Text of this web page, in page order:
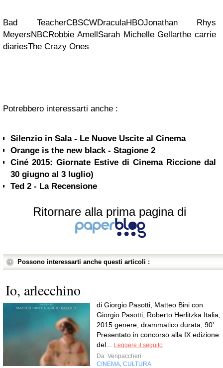
Bad TeacherCBSCWDraculaHBOJonathan Rhys
MeyersNBCRobbie AmellSarah Michelle Gellarthe carrie
diariesThe Crazy Ones
Potrebbero interessarti anche :
Silenzio in Sala - Le Nuove Uscite al Cinema
Orange is the new black - Stagione 2
Ciné 2015: Giornate Estive di Cinema Riccione dal
30 giugno al 3 luglio)
Ted 2 - La Recensione
Ritornare alla prima pagina di
Possono interessarti anche questi articoli :
Io, arlecchino
di Giorgio Pasotti, Matteo Bini con
Giorgio Pasotti, Roberto Herlitzka Italia,
2015 genere, drammatico durata, 90'
Presentato in concorso alla IX edizione
del...
Leggere il seguito
Da Veripaccheri
CINEMA CULTURA